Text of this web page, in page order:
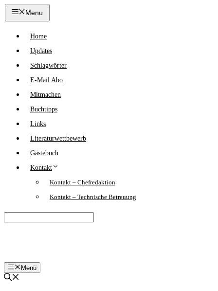
Zum
Inhalt
Menu
Home
Updates
Schlagwörter
E-Mail Abo
Mitmachen
Buchtipps
Links
Literaturwettbewerb
Gästebuch
Kontakt
Kontakt – Chefredaktion
Kontakt – Technische Betreuung
Menü